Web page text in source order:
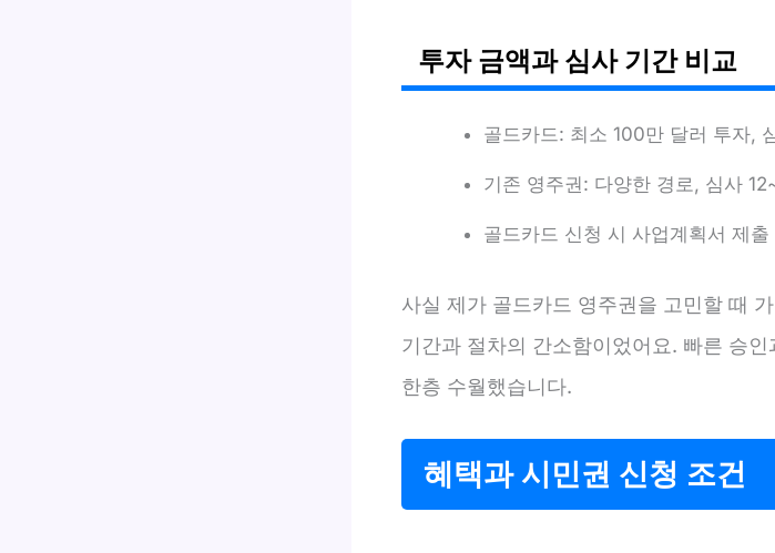
투자 금액과 심사 기간 비교
골드카드: 최소 100만 달러 투자,
기존 영주권: 다양한 경로, 심사
골드카드 신청 시 사업계획서 제
사실 제가 골드카드 영주권을 고민할 때
기간과 절차의 간소함이었어요. 빠른 승
한층 수월했습니다.
혜택과 시민권 신청 조건